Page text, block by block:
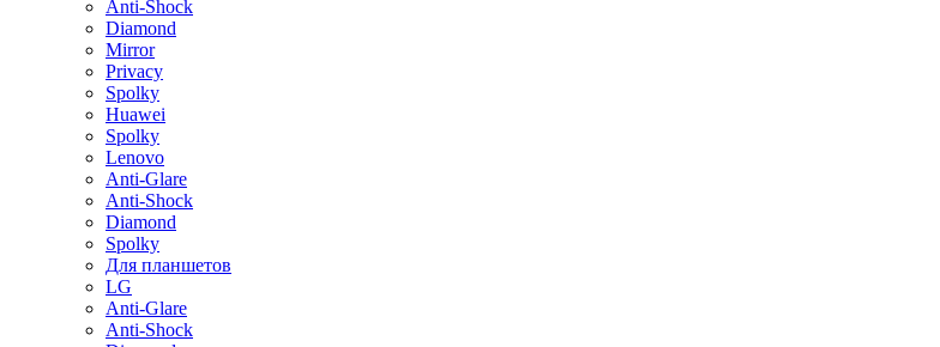
Anti-Shock
Diamond
Mirror
Privacy
Spolky
Huawei
Spolky
Lenovo
Anti-Glare
Anti-Shock
Diamond
Spolky
Для планшетов
LG
Anti-Glare
Anti-Shock